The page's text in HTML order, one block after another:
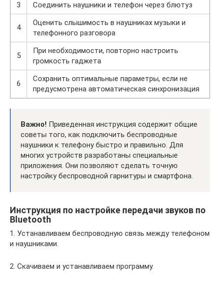
3
Соединить наушники и телефон через блютуз
4
Оценить слышимость в наушниках музыки и
телефонного разговора
5
При необходимости, повторно настроить
громкость гаджета
6
Сохранить оптимальные параметры, если не
предусмотрена автоматическая синхронизация
Важно! Приведенная инструкция содержит общие
советы того, как подключить беспроводные
наушники к телефону быстро и правильно. Для
многих устройств разработаны специальные
приложения. Они позволяют сделать точную
настройку беспроводной гарнитуры и смартфона.
Инструкция по настройке передачи звуков по
Bluetooth
1. Устанавливаем беспроводную связь между телефоном
и наушниками.
2. Скачиваем и устанавливаем программу.